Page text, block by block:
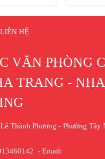
HỆ
VĂN PHÒNG
TRANG -
Thành Phương - Phường Tây
- Email: